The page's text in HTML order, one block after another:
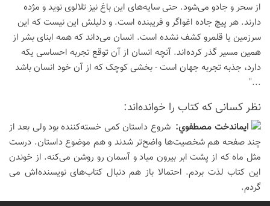
از سحر و جادو می‌شود. حتی سایه‌های این باغ نیز تلالوی نوید و مژده
دارند. هر پیچ جاده اغواگر و فریبنده است. و دلیلش این نیست که این
سرزمین یا قلمرو کشف نشده است. انسان می‌داند که همه ابنای بشر از
همین مسیر گذر کرده‌اند. آنچه انسان از آن توقع تجربه احساسی یکه
دارد، جذبه تجربه جهان است - بخشی کوچک که از آن خود انسان باشد
..."
نظر كسانی كه كتاب را خوانده‌اند:
ايماندخت مصطفوي:شروع داستان کمی خسته‌کننده بود ولی بعد از
چند صفحه هم شخصیت‌ها واضح‌تر شدند و هم موضوع داستان. درست
مثل ماه که از پشت ابر بیرون میاد و آسمان رو روشن می‌کنه. از خوندن
این کتاب لذت بردم. احتمالا باز هم دنبال کتاب‌های نویسنده‌اش می
گردم.